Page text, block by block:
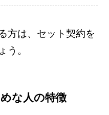
方は、セット契約を
う。
な人の特徴